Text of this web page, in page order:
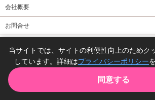
会社概要
お問合せ
Copyright(C)
当サイトでは、サイトの利便性向上のためク
しています。詳細はプライバシーポリシー
同意する